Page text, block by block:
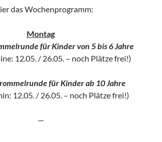
das Wochenprogramm:
Montag
für Kinder von 5 bis 6 Jahre
12.05. / 26.05. – noch Plätze frei!)
für Kinder ab 10 Jahre
12.05. / 26.05. – noch Plätze frei!)
—